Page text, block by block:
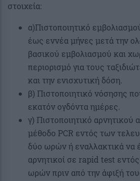
στοιχεία:
α)Πιστοποιητικό
έως εννέα μήνες μετά την
βασικού εμβολιασμού και
περιορισμό για τους
και την ενισχυτική δόση.
β) Πιστοποιητικό νόσησης
εκατόν ογδόντα ημέρες.
γ) Πιστοποιητικό αρνητικού
μέθοδο PCR εντός των
δύο ωρών ή εναλλακτικά να
αρνητικοί σε rapid test
ωρών πριν από την άφιξή